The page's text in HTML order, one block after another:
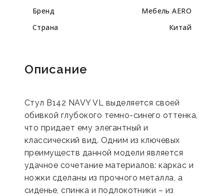
Бренд
Мебель AERO
Страна
Китай
Описание
Стул B142 NAVY VL выделяется своей
обивкой глубокого темно-синего оттенка,
что придает ему элегантный и
классический вид. Одним из ключевых
преимуществ данной модели является
удачное сочетание материалов: каркас и
ножки сделаны из прочного металла, а
сиденье, спинка и подлокотники – из